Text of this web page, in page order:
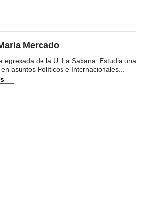
Mercado
egresada de la U. La Sabana. Estudia una
asuntos Políticos e Internacionales